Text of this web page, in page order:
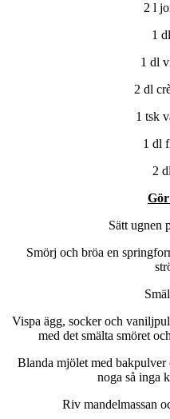
2 l
1
1 dl
2 dl
1 tsk
1 dl
2
Sätt ugnen
Smörj och bröa en
Vispa ägg, socker och
med det smälta smöret
Blanda mjölet med bakpulver
noga så inga
Riv mandelmassan